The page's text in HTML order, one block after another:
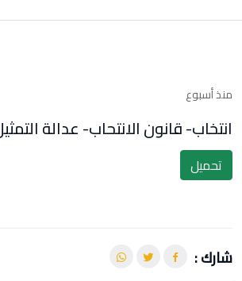
منذ أسبوع
انتخاب- قانون الانتحاب- عدالة التمثيل
تحميل
شارك :